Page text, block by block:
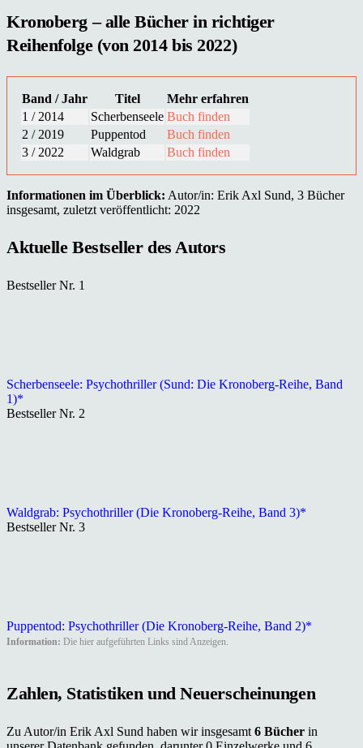
Kronoberg – alle Bücher in richtiger
Reihenfolge (von 2014 bis 2022)
Band / Jahr Titel
Mehr erfahren
1 / 2014
Scherbenseele Buch finden
2 / 2019
Puppentod
Buch finden
3 / 2022
Waldgrab Buch finden
Informationen im Überblick: Autor/in: Erik Axl Sund, 3 Bücher
insgesamt, zuletzt veröffentlicht: 2022
Aktuelle Bestseller des Autors
Bestseller Nr. 1
Scherbenseele: Psychothriller (Sund: Die Kronoberg-Reihe, Band
1)*
Bestseller Nr. 2
Waldgrab: Psychothriller (Die Kronoberg-Reihe, Band 3)*
Bestseller Nr. 3
Puppentod: Psychothriller (Die Kronoberg-Reihe, Band 2)*
Information: Die hier aufgeführten Links sind Anzeigen.
Zahlen, Statistiken und Neuerscheinungen
Zu Autor/in Erik Axl Sund haben wir insgesamt 6 Bücher in